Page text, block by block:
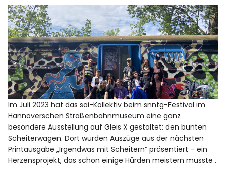
Im Juli 2023 hat das sai-Kollektiv beim snntg-Festival im
Hannoverschen Straßenbahnmuseum eine ganz
besondere Ausstellung auf Gleis X gestaltet: den bunten
Scheiterwagen. Dort wurden Auszüge aus der nächsten
Printausgabe „Irgendwas mit Scheitern“ präsentiert – ein
Herzensprojekt, das schon einige Hürden meistern musste .